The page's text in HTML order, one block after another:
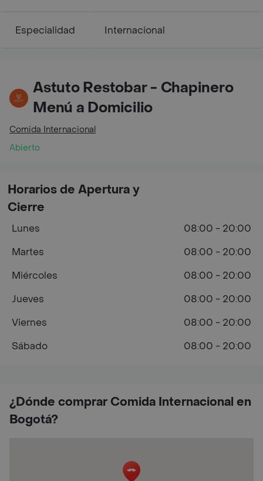
Especialidad Internacional
Astuto Restobar - Chapinero
Menú a Domicilio
Comida Internacional
Abierto
¿Dónde comprar Comida Internacional en
Bogotá?
Horarios de Apertura y
Cierre
Lunes
08:00 - 20:00
Martes
08:00 - 20:00
Miércoles
08:00 - 20:00
Jueves
08:00 - 20:00
Viernes
08:00 - 20:00
Sábado
08:00 - 20:00